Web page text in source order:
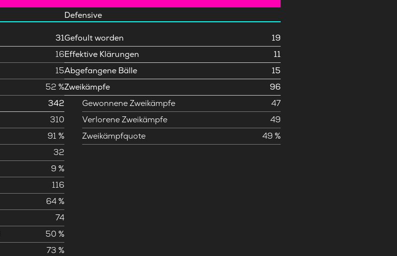
31
16
15
52 %
342
310
91 %
32
9 %
116
64 %
74
50 %
73 %
Defensive
Gefoult worden
19
Effektive Klärungen
11
Abgefangene Bälle
15
Zweikämpfe
96
Gewonnene Zweikämpfe
47
Verlorene Zweikämpfe
49
Zweikämpfquote
49 %